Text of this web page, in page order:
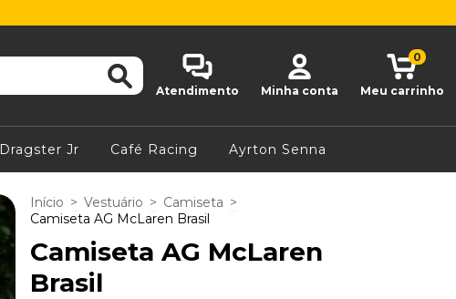
Atendimento Minha conta Meu carrinho
0
Dragster Jr Café Racing Ayrton Senna
Início > Vestuário > Camiseta >
Camiseta AG McLaren Brasil
Camiseta AG McLaren
Brasil